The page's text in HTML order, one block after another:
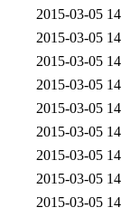
2015-03-05
2015-03-05
2015-03-05
2015-03-05
2015-03-05
2015-03-05
2015-03-05
2015-03-05
2015-03-05